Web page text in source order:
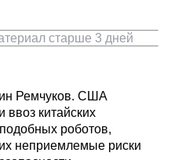
старше 3 дней
Ремчуков. США
ввоз китайских
роботов,
неприемлемые риски